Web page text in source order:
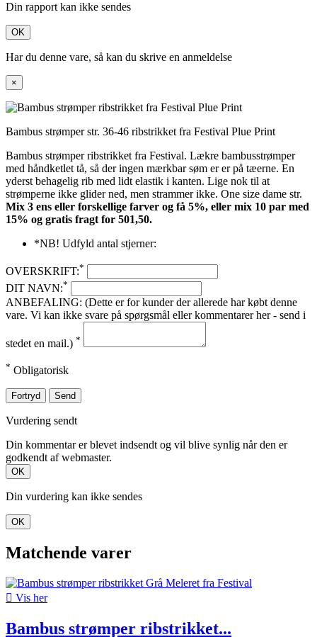
Din rapport kan ikke sendes
OK
Har du denne vare, så kan du skrive en anmeldelse
×
Bambus strømper str. 36-46 ribstrikket fra Festival Plue Print
Bambus strømper ribstrikket fra Festival. Lækre bambusstrømper
med håndketlet tå, så der ingen mærkbar søm er er på tæerne. En
yderst behagelig rib med lidt elastik i kanten. Lige nok til at
strømperne ikke glider ned, men strammer ikke. One size dame str.
Mix 3 ens eller forskellige farver og få 5%, eller mix 10 par med
15% og gratis fragt for 501,50.
*NB! Udfyld antal stjerner:
OVERSKRIFT:*
DIT NAVN:*
ANBEFALING: (Dette er for kunder der allerede har købt denne
vare. Vi kan ikke svare på spørgsmål eller kommentarer her - send i
stedet en mail.) *
* Obligatorisk
Fortryd Send
Vurdering sendt
Din kommentar er blevet indsendt og vil blive synlig når den er
godkendt af webmaster.
OK
Din vurdering kan ikke sendes
OK
Matchende varer
 Vis her
Bambus strømper ribstrikket...